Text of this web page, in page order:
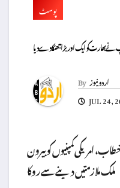
پوسٹ
نے بھارت کو ایک اور بڑا جھٹکا دے دیا
Byاردو نیوز
JUL 24,
امریکی کمپنیوں کو بیرون
ملک ملازمتیں دینے سے روکا